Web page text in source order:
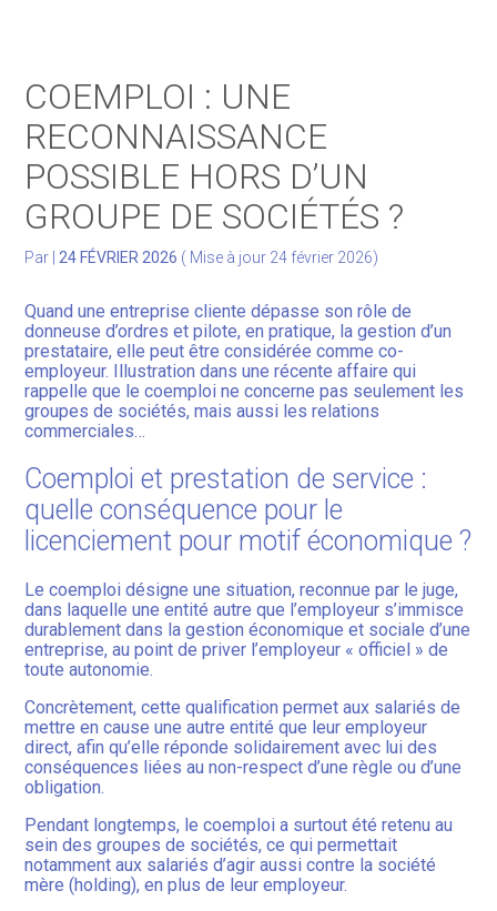
Gérer votre patrimoine
Facturation Électronique
COEMPLOI : UNE
RECONNAISSANCE
POSSIBLE HORS D’UN
GROUPE DE SOCIÉTÉS ?
Par 24 FÉVRIER 2026 ( Mise à jour 24 février 2026)
Quand une entreprise cliente dépasse son rôle de
donneuse d’ordres et pilote, en pratique, la gestion d’un
prestataire, elle peut être considérée comme co-
employeur. Illustration dans une récente affaire qui
rappelle que le coemploi ne concerne pas seulement les
groupes de sociétés, mais aussi les relations
commerciales…
Coemploi et prestation de service :
quelle conséquence pour le
licenciement pour motif économique ?
Le coemploi désigne une situation, reconnue par le juge,
dans laquelle une entité autre que l’employeur s’immisce
durablement dans la gestion économique et sociale d’une
entreprise, au point de priver l’employeur « officiel » de
toute autonomie.
Concrètement, cette qualification permet aux salariés de
mettre en cause une autre entité que leur employeur
direct, afin qu’elle réponde solidairement avec lui des
conséquences liées au non-respect d’une règle ou d’une
obligation.
Pendant longtemps, le coemploi a surtout été retenu au
sein des groupes de sociétés, ce qui permettait
notamment aux salariés d’agir aussi contre la société
mère (holding), en plus de leur employeur.